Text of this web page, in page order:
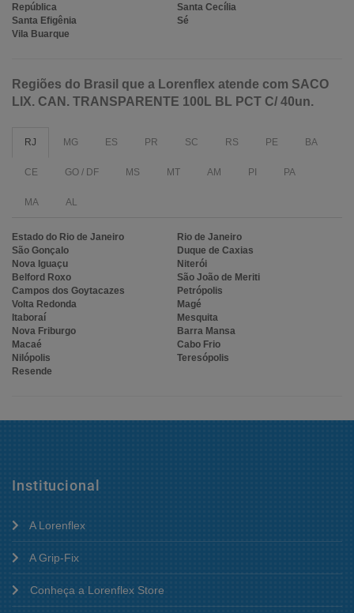
República
Santa Cecília
Santa Efigênia
Sé
Vila Buarque
Regiões do Brasil que a Lorenflex atende com SACO
LIX. CAN. TRANSPARENTE 100L BL PCT C/ 40un.
RJ MG ES PR SC RS PE BA
CE GO / DF MS MT AM PI PA
MA AL
Estado do Rio de Janeiro
Rio de Janeiro
São Gonçalo
Duque de Caxias
Nova Iguaçu
Niterói
Belford Roxo
São João de Meriti
Campos dos Goytacazes
Petrópolis
Volta Redonda
Magé
Itaboraí
Mesquita
Nova Friburgo
Barra Mansa
Macaé
Cabo Frio
Nilópolis
Teresópolis
Resende
Institucional
A Lorenflex
A Grip-Fix
Conheça a Lorenflex Store